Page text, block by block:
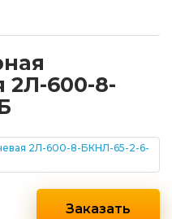
2Л-600-8-
Заказать